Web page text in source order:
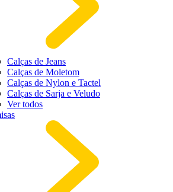
Calças de Jeans
Calças de Moletom
Calças de Nylon e Tactel
Calças de Sarja e Veludo
Ver todos